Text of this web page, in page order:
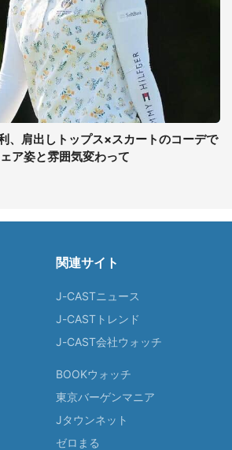
、肩出しトップス×スカートのコーデで
ア姿と雰囲気変わって
関連サイト
J-CASTニュース
J-CASTトレンド
J-CAST会社ウォッチ
BOOKウォッチ
東京バーゲンマニア
Jタウンネット
ゼロまる